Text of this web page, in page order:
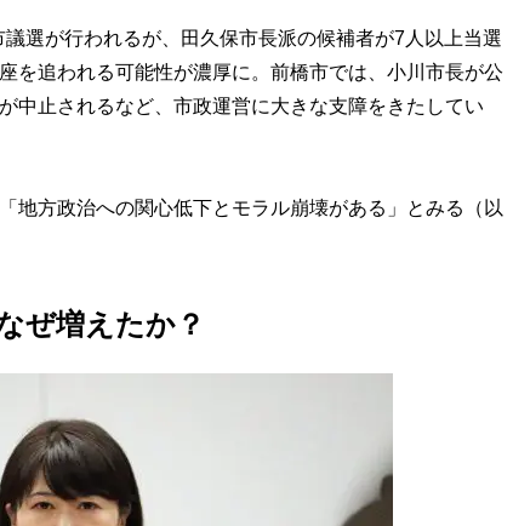
選が行われるが、田久保市長派の候補者が7人以上当選
を追われる可能性が濃厚に。前橋市では、小川市長が公
中止されるなど、市政運営に大きな支障をきたしてい
方政治への関心低下とモラル崩壊がある」とみる（以
ぜ増えたか？